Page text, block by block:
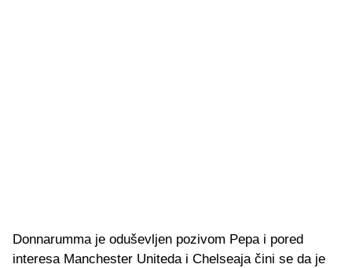
Donnarumma je oduševljen pozivom Pepa i pored
interesa Manchester Uniteda i Chelseaja čini se da je